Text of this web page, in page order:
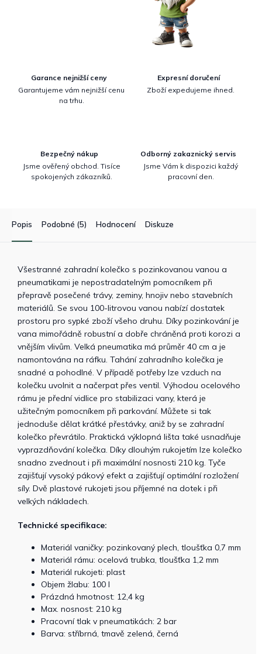
Garance nejnižší ceny
Garantujeme vám nejnižší cenu
na trhu.
Expresní doručení
Zboží expedujeme ihned.
Bezpečný nákup
Jsme ověřený obchod. Tisíce
spokojených zákazníků.
Odborný zakaznický servis
Jsme Vám k dispozici každý
pracovní den.
Popis Podobné (5) Hodnocení Diskuze
Všestranné zahradní kolečko s pozinkovanou vanou a
pneumatikami je nepostradatelným pomocníkem při
přepravě posečené trávy, zeminy, hnojiv nebo stavebních
materiálů. Se svou 100-litrovou vanou nabízí dostatek
prostoru pro sypké zboží všeho druhu. Díky pozinkování je
vana mimořádně robustní a dobře chráněná proti korozi a
vnějším vlivům. Velká pneumatika má průměr 40 cm a je
namontována na ráfku. Tahání zahradního kolečka je
snadné a pohodlné. V případě potřeby lze vzduch na
kolečku uvolnit a načerpat přes ventil. Výhodou ocelového
rámu je přední vidlice pro stabilizaci vany, která je
užitečným pomocníkem při parkování. Můžete si tak
jednoduše dělat krátké přestávky, aniž by se zahradní
kolečko převrátilo. Praktická výklopná lišta také usnadňuje
vyprazdňování kolečka. Díky dlouhým rukojetím lze kolečko
snadno zvednout i při maximální nosnosti 210 kg. Tyče
zajišťují vysoký pákový efekt a zajišťují optimální rozložení
síly. Dvě plastové rukojeti jsou příjemné na dotek i při
velkých nákladech.
Technické specifikace:
Materiál vaničky: pozinkovaný plech, tloušťka 0,7 mm
Materiál rámu: ocelová trubka, tloušťka 1,2 mm
Materiál rukojeti: plast
Objem žlabu: 100 l
Prázdná hmotnost: 12,4 kg
Max. nosnost: 210 kg
Pracovní tlak v pneumatikách: 2 bar
Barva: stříbrná, tmavě zelená, černá